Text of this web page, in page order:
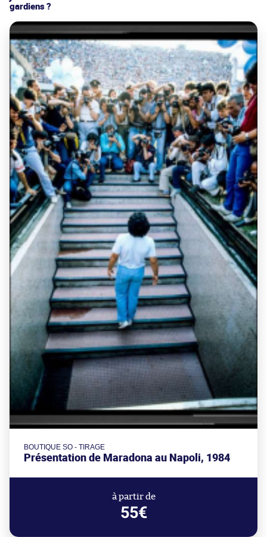
gardiens ?
BOUTIQUE SO - TIRAGE
Présentation de Maradona au Napoli, 1984
à partir de
55€